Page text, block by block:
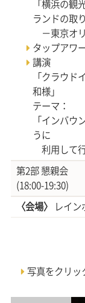
「横浜の
ランドの取
－東京オ
タップアワ
講演
「クラウ
和様」
テーマ：
「インバ
うに
利用して
第2部 懇親会
(18:00-19:30)
〈会場〉
レイ
写真をクリッ